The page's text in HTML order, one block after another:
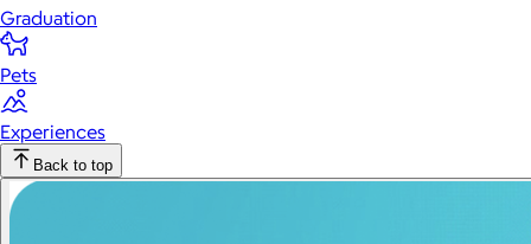
Graduation
Pets
Experiences
Back to top